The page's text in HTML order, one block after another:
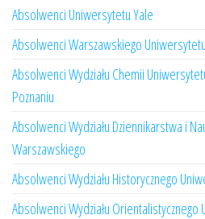
Absolwenci Uniwersytetu Yale
Absolwenci Warszawskiego
Absolwenci Wydziału Chemii
Poznaniu
Absolwenci Wydziału Dziennikarstwa i
Warszawskiego
Absolwenci Wydziału Historycznego
Absolwenci Wydziału